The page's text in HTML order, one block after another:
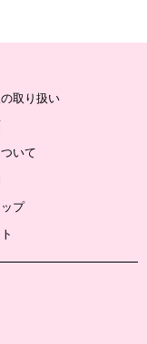
取り扱い
いて
プ